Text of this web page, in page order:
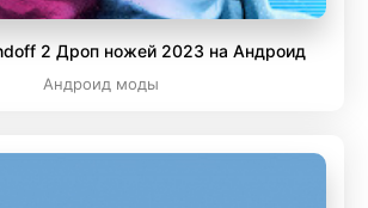
2 Дроп ножей 2023 на Андроид
Андроид моды